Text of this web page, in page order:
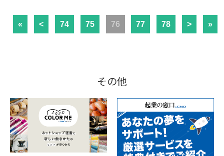
« < 74 75 76 77 78 > »
その他